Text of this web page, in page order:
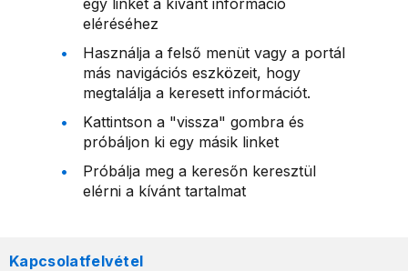
eléréséhez
Használja a felső menüt vagy a portál
más navigációs eszközeit, hogy
megtalálja a keresett információt.
Kattintson a "vissza" gombra és
próbáljon ki egy másik linket
Próbálja meg a keresőn keresztül
elérni a kívánt tartalmat
Kapcsolatfelvétel